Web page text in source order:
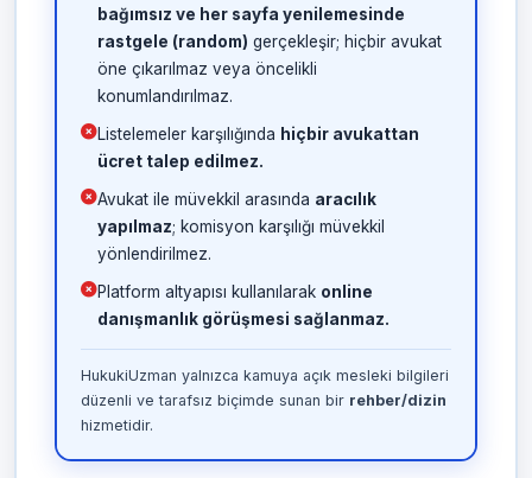
bağımsız ve her sayfa yenilemesinde
rastgele (random) gerçekleşir; hiçbir avukat
öne çıkarılmaz veya öncelikli
konumlandırılmaz.
Listelemeler karşılığında hiçbir avukattan
ücret talep edilmez.
Avukat ile müvekkil arasında aracılık
yapılmaz; komisyon karşılığı müvekkil
yönlendirilmez.
Platform altyapısı kullanılarak online
danışmanlık görüşmesi sağlanmaz.
HukukiUzman yalnızca kamuya açık mesleki bilgileri
düzenli ve tarafsız biçimde sunan bir rehber/dizin
hizmetidir.